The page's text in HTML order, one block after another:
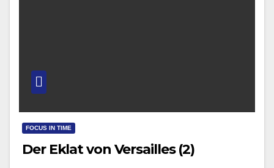
FOCUS IN TIME
Der Eklat von Versailles (2)